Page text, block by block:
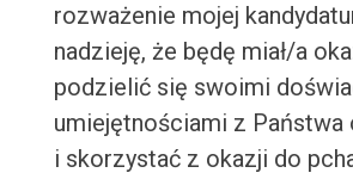
rozważenie mojej
nadzieję, że będę miał/a
podzielić się swoimi
umiejętnościami z Państwa
i skorzystać z okazji do